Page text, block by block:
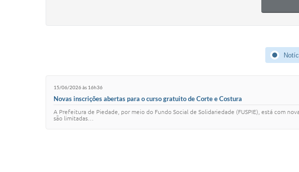
15/06/2026 às 16h36
Novas inscrições abertas para o curso gratuito de Corte e Costura
A Prefeitura de Piedade, por meio do Fundo Social de Solidariedade (FUSPIE), está com
são limitadas…